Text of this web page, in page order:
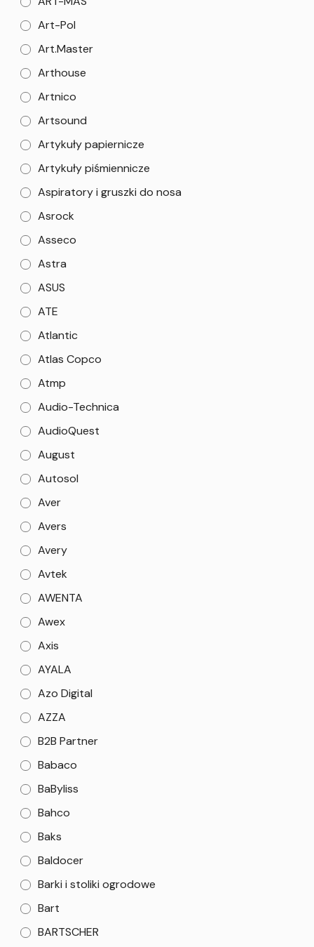
Art-Pol
Art.Master
Arthouse
Artnico
Artsound
Artykuły papiernicze
Artykuły piśmiennicze
Aspiratory i gruszki do nosa
Asrock
Asseco
Astra
ASUS
ATE
Atlantic
Atlas Copco
Atmp
Audio-Technica
AudioQuest
August
Autosol
Aver
Avers
Avery
Avtek
AWENTA
Awex
Axis
AYALA
Azo Digital
AZZA
B2B Partner
Babaco
BaByliss
Bahco
Baks
Baldocer
Barki i stoliki ogrodowe
Bart
BARTSCHER